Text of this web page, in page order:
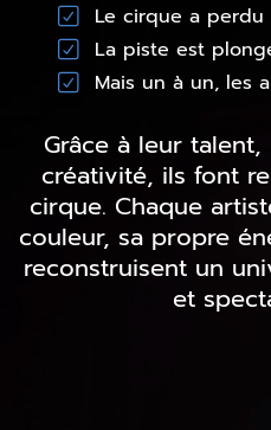
Le cirque a perdu
La piste est
Mais un à un, les
Grâce à leur
créativité, ils font
cirque. Chaque
couleur, sa propre
reconstruisent un
et